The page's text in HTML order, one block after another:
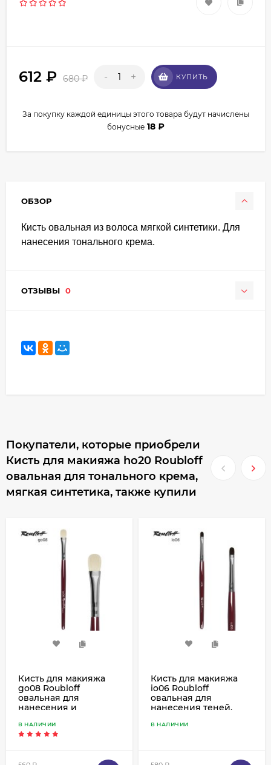
612 ₽ 680₽ - + КУПИТЬ
За покупку каждой единицы этого товара будут начислены
бонусные 18 ₽
ОБЗОР
Кисть овальная из волоса мягкой синтетики. Для
нанесения тонального крема.
ОТЗЫВЫ 0
Покупатели, которые приобрели
Кисть для макияжа ho20 Roubloff
овальная для тонального крема,
мягкая синтетика, также купили
Кисть для макияжа
go08 Roubloff
овальная для
нанесения и
коза белая
В НАЛИЧИИ
Кисть для макияжа
io06 Roubloff
овальная для
нанесения теней,
В НАЛИЧИИ